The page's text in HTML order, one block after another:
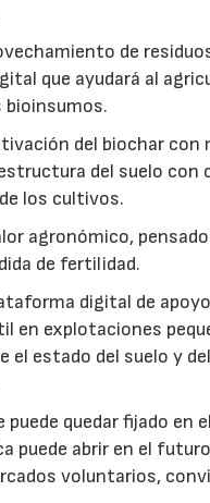
de
que ayudará al
bioinsumos.
del biochar
del suelo con
los cultivos.
agronómico,
de fertilidad.
digital de
en explotaciones
estado del suelo y
quedar fijado en
abrir en el
voluntarios,